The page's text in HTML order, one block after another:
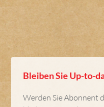
Bleiben Sie Up-to-
Werden Sie Abonnent